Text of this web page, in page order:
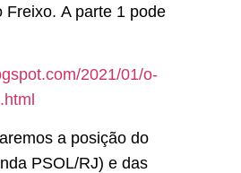
Freixo. A parte 1 pode
2021/01/o-
a posição do
PSOL/RJ) e das